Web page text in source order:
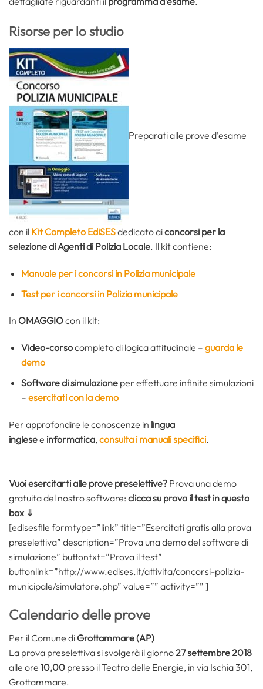
Risorse per lo studio
Preparati alle prove d’esame
con il Kit Completo EdiSESdedicato aiconcorsi per la
selezione di Agenti di Polizia Locale. Il kit contiene:
Manuale per i concorsi in Polizia municipale
Test per i concorsi in Polizia municipale
In OMAGGIOcon il kit:
Video-corsocompleto di logica attitudinale – guarda le
demo
Software di simulazioneper effettuare infinite simulazioni
– esercitati con la demo
Per approfondire le conoscenze in lingua
inglesee informatica, consulta i manuali specifici.
Vuoi esercitarti alle prove preselettive? Prova una demo
gratuita del nostro software: clicca su prova il test in questo
box ⇓
[edisesfile formtype=”link” title=”Esercitati gratis alla prova
preselettiva” description=”Prova una demo del software di
simulazione” buttontxt=”Prova il test”
buttonlink=”http://www.edises.it/attivita/concorsi-polizia-
municipale/simulatore.php” value=”” activity=”” ]
Calendario delle prove
Per il Comune di Grottammare (AP)
La prova preselettiva si svolgerà il giorno27 settembre 2018
alle ore 10,00 presso il Teatro delle Energie, in via Ischia 301,
Grottammare.